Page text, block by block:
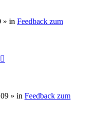
» in Feedback zum
» in Feedback zum